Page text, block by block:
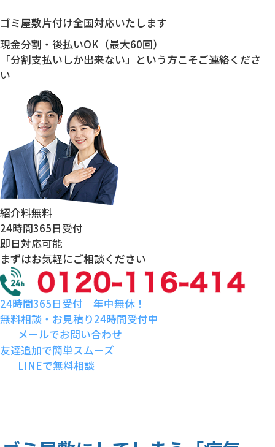
ゴミ屋敷片付け全国対応いたします
現金分割・後払いOK（最大60回）
「分割支払いしか出来ない」という方こそご連絡くださ
い
紹介料無料
24時間365日受付
即日対応可能
まずはお気軽にご相談ください
24時間365日受付 年中無休！
無料相談・お見積り24時間受付中
メールでお問い合わせ
友達追加で簡単スムーズ
LINEで無料相談